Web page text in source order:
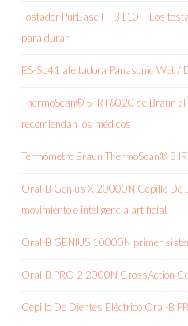
Tostador PurEase HT3110 – Los
para durar
ES-SL41 afeitadora Panasonic Wet /
ThermoScan® 5 IRT6020 de Braun
recomiendan los médicos
Termómetro Braun ThermoScan® 3
Oral-B Genius X 20000N Cepillo De
movimiento e inteligencia artificial
Oral-B GENIUS 10000N primer
Oral-B PRO 2 2000N CrossAction
Cepillo De Dientes Eléctrico Oral-B